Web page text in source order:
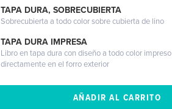
TAPA DURA, SOBRECUBIERTA
Sobrecubierta a todo color sobre cubierta de lino
TAPA DURA IMPRESA
Libro en tapa dura con diseño a todo color impreso
directamente en el forro exterior